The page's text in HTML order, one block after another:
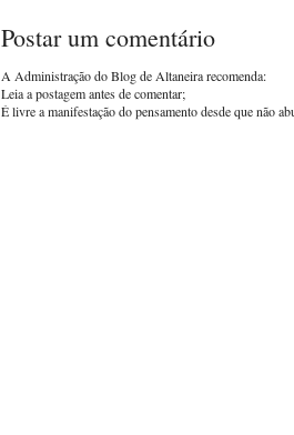
Postar um comentário
A Administração do Blog de Altaneira recomenda:
Leia a postagem antes de comentar;
É livre a manifestação do pensamento desde que não